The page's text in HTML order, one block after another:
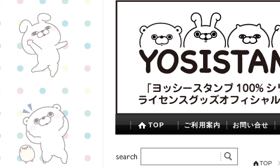
TOP ご利用案内 お問い合せ
TOP